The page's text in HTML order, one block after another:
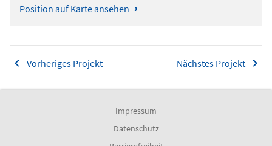
Position auf Karte ansehen ›
Vorheriges Projekt Nächstes Projekt
Impressum
Datenschutz